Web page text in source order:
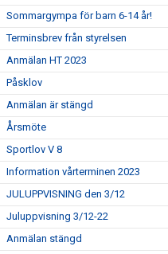
Sommargympa för barn 6-14 år!
Terminsbrev från styrelsen
Anmälan HT 2023
Påsklov
Anmälan är stängd
Årsmöte
Sportlov V 8
Information vårterminen 2023
JULUPPVISNING den 3/12
Juluppvisning 3/12-22
Anmälan stängd